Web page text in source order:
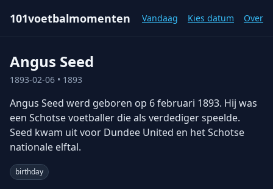
101voetbalmomenten Vandaag Kies datum Over
Angus Seed
1893-02-06 • 1893
Angus Seed werd geboren op 6 februari 1893. Hij was
een Schotse voetballer die als verdediger speelde.
Seed kwam uit voor Dundee United en het Schotse
nationale elftal.
birthday